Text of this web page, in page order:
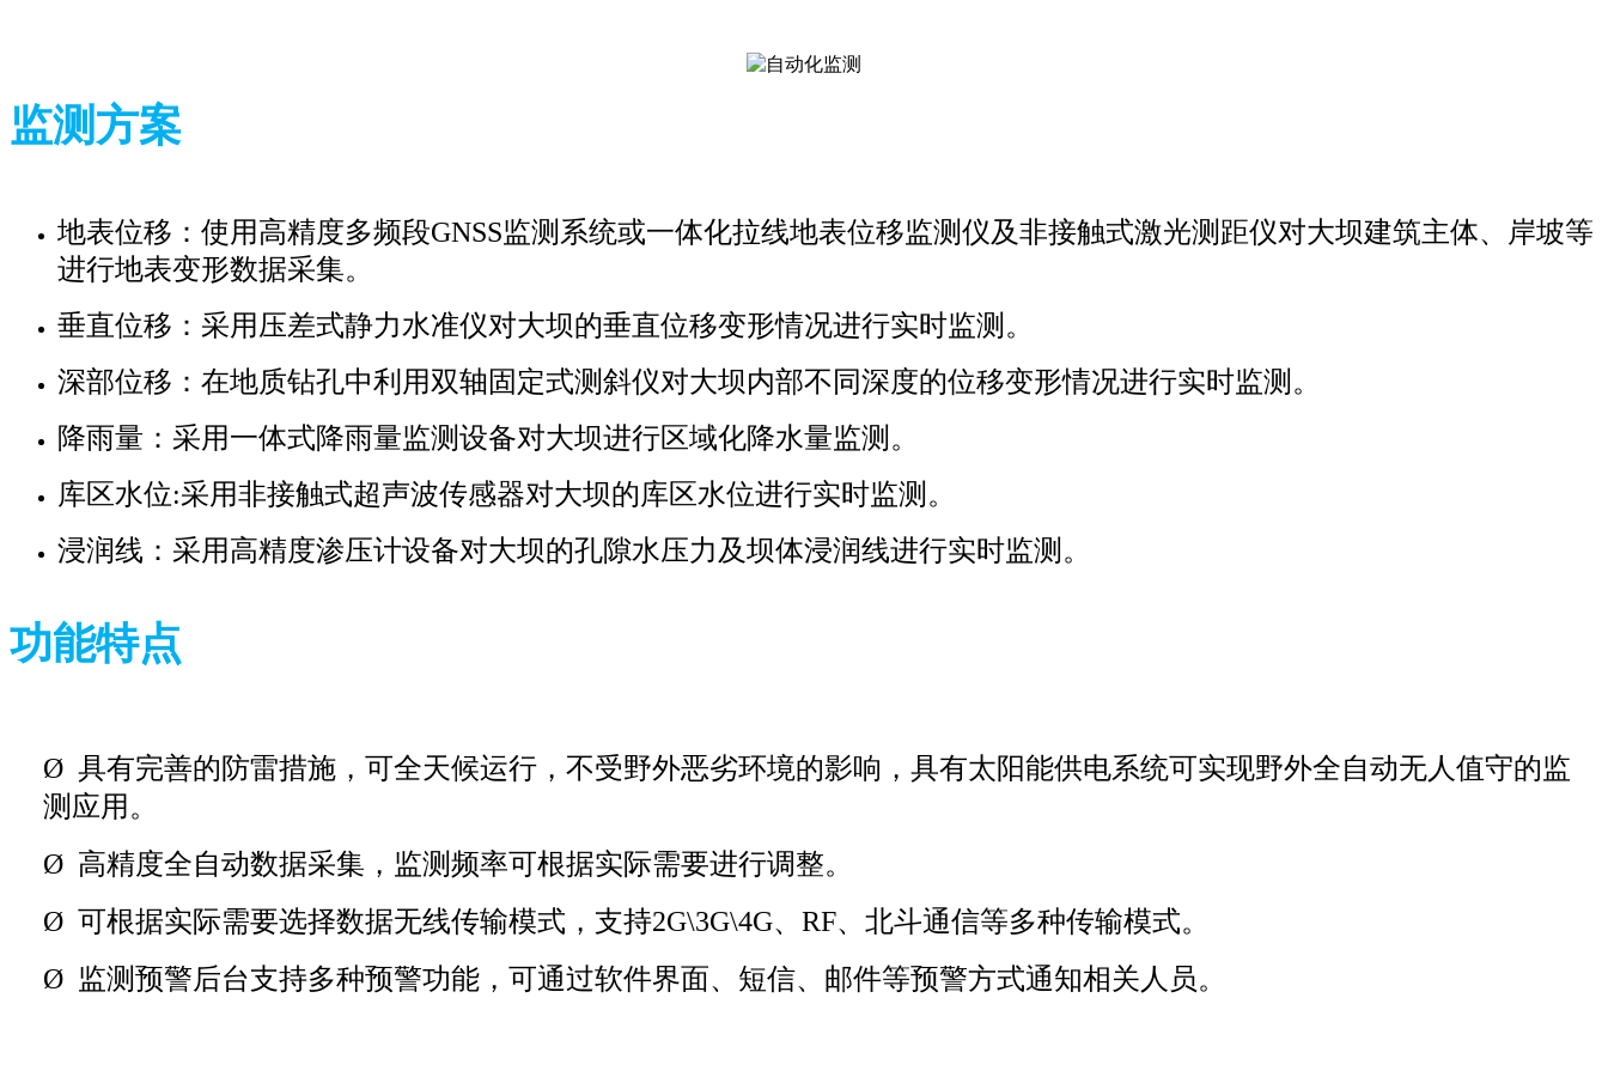
监测方案
地表位移：使用高精度多频段GNSS监测系统或一体化拉线地表位移监测仪及非接触式激光测距仪对大坝建筑主体、岸坡等
进行地表变形数据采集。
垂直位移：采用压差式静力水准仪对大坝的垂直位移变形情况进行实时监测。
深部位移：在地质钻孔中利用双轴固定式测斜仪对大坝内部不同深度的位移变形情况进行实时监测。
降雨量：采用一体式降雨量监测设备对大坝进行区域化降水量监测。
库区水位:采用非接触式超声波传感器对大坝的库区水位进行实时监测。
浸润线：采用高精度渗压计设备对大坝的孔隙水压力及坝体浸润线进行实时监测。
功能特点
Ø 具有完善的防雷措施，可全天候运行，不受野外恶劣环境的影响，具有太阳能供电系统可实现野外全自动无人值守的监
测应用。
Ø 高精度全自动数据采集，监测频率可根据实际需要进行调整。
Ø 可根据实际需要选择数据无线传输模式，支持2G\3G\4G、RF、北斗通信等多种传输模式。
Ø 监测预警后台支持多种预警功能，可通过软件界面、短信、邮件等预警方式通知相关人员。